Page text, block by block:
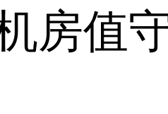
房值